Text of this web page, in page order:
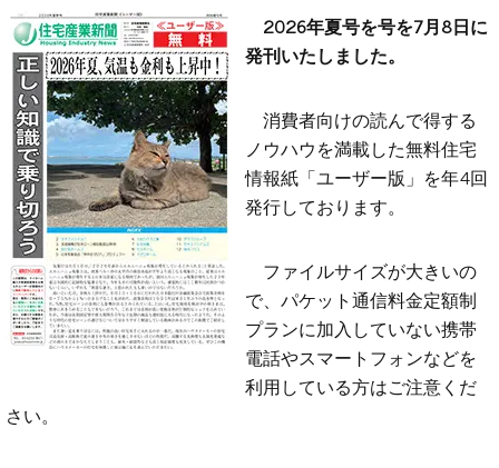
2026年夏号を号を7月8日に
発刊いたしました。
消費者向けの読んで得する
ノウハウを満載した無料住宅
情報紙「ユーザー版」を年4回
発行しております。
ファイルサイズが大きいの
で、パケット通信料金定額制
プランに加入していない携帯
電話やスマートフォンなどを
利用している方はご注意くだ
さい。